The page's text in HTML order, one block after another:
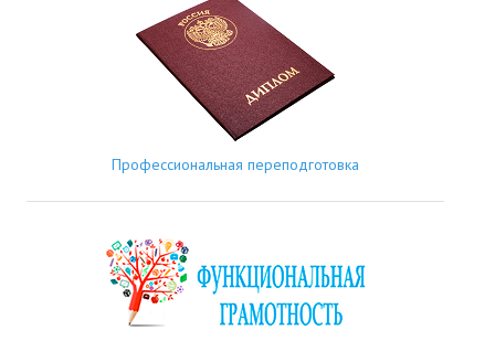
Профессиональная переподготовка